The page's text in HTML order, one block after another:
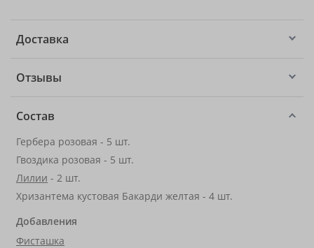
Доставка
Отзывы
Состав
Гербера розовая - 5 шт.
Гвоздика розовая - 5 шт.
Лилии - 2 шт.
Хризантема кустовая Бакарди желтая - 4 шт.
Добавления
Фисташка